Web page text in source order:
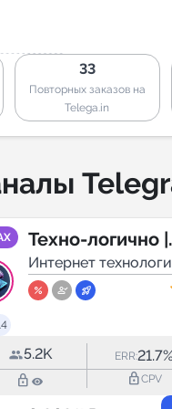
33
Повторных заказов на
Telega.in
Техно-логично |
MAX
Интернет
5.2K ERR:21.7%
lock_outline lock_outlineCPV